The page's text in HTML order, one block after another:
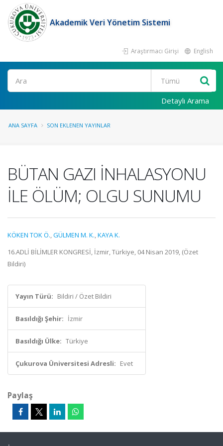
Akademik Veri Yönetim Sistemi
Araştırmacı Girişi English
Ara
Detaylı Arama
ANA SAYFA SON EKLENEN YAYINLAR
BÜTAN GAZI İNHALASYONU
İLE ÖLÜM; OLGU SUNUMU
KÖKEN TOK Ö.,GÜLMEN M. K.,KAYA K.
16.ADLİ BİLİMLER KONGRESİ, İzmir, Türkiye, 04 Nisan 2019, (Özet
Bildiri)
Yayın Türü: Bildiri / Özet Bildiri
Basıldığı Şehir: İzmir
Basıldığı Ülke: Türkiye
Çukurova Üniversitesi Adresli: Evet
Paylaş